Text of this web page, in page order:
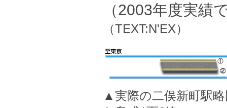
（2003年度実績
（TEXT:N'EX）
▲実際の二俣新町駅